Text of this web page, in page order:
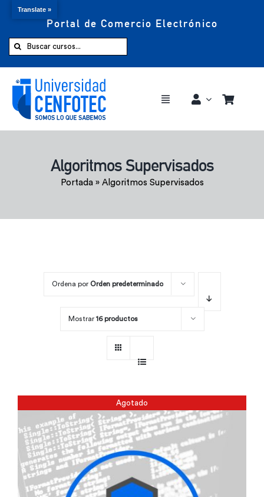
Portal de Comercio Electrónico
Buscar:
Toggle
Comprar ahora
Algoritmos Supervisados
Portada» Algoritmos Supervisados
Ordena por Orden predeterminado
Mostrar 16 productos
Agotado
Translate »